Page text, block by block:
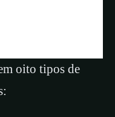
viviam?
oito tipos de